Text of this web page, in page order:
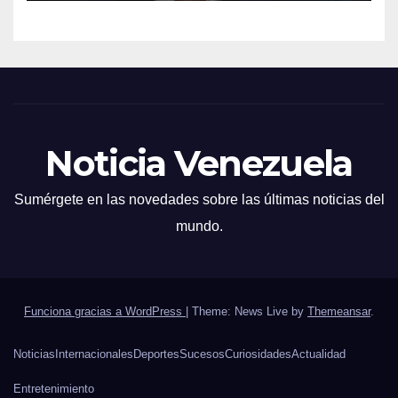
Noticia Venezuela
Sumérgete en las novedades sobre las últimas noticias del
mundo.
Funciona gracias a WordPress Theme: News Live by Themeansar.
Noticias Internacionales DeportesSucesosCuriosidadesActualidad
Entretenimiento